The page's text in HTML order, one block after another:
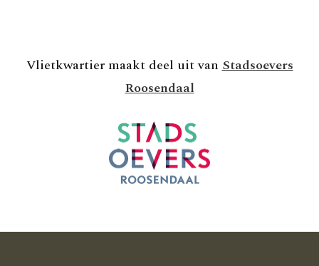
Vlietkwartier maakt deel uit vanStadsoevers
Roosendaal